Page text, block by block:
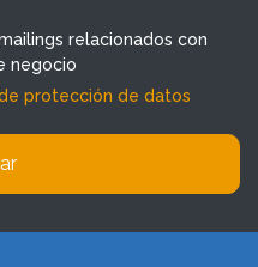
relacionados con
negocio
protección de datos